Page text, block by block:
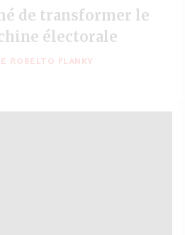
de transformer le
électorale
ROBELTO FLANKY